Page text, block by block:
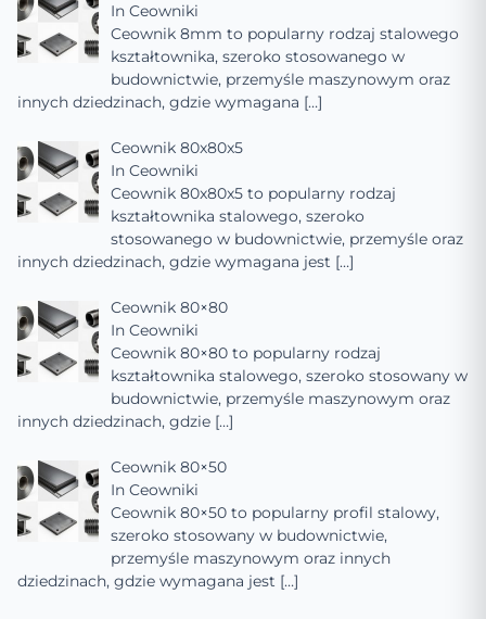
In Ceowniki
Ceownik 8mm to popularny rodzaj stalowego
kształtownika, szeroko stosowanego w
budownictwie, przemyśle maszynowym oraz
innych dziedzinach, gdzie wymagana […]
Ceownik 80x80x5
In Ceowniki
Ceownik 80x80x5 to popularny rodzaj
kształtownika stalowego, szeroko
stosowanego w budownictwie, przemyśle oraz
innych dziedzinach, gdzie wymagana jest […]
Ceownik 80×80
In Ceowniki
Ceownik 80×80 to popularny rodzaj
kształtownika stalowego, szeroko stosowany w
budownictwie, przemyśle maszynowym oraz
innych dziedzinach, gdzie […]
Ceownik 80×50
In Ceowniki
Ceownik 80×50 to popularny profil stalowy,
szeroko stosowany w budownictwie,
przemyśle maszynowym oraz innych
dziedzinach, gdzie wymagana jest […]